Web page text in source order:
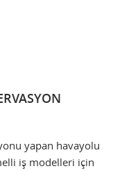
yapan havayolu
iş modelleri için